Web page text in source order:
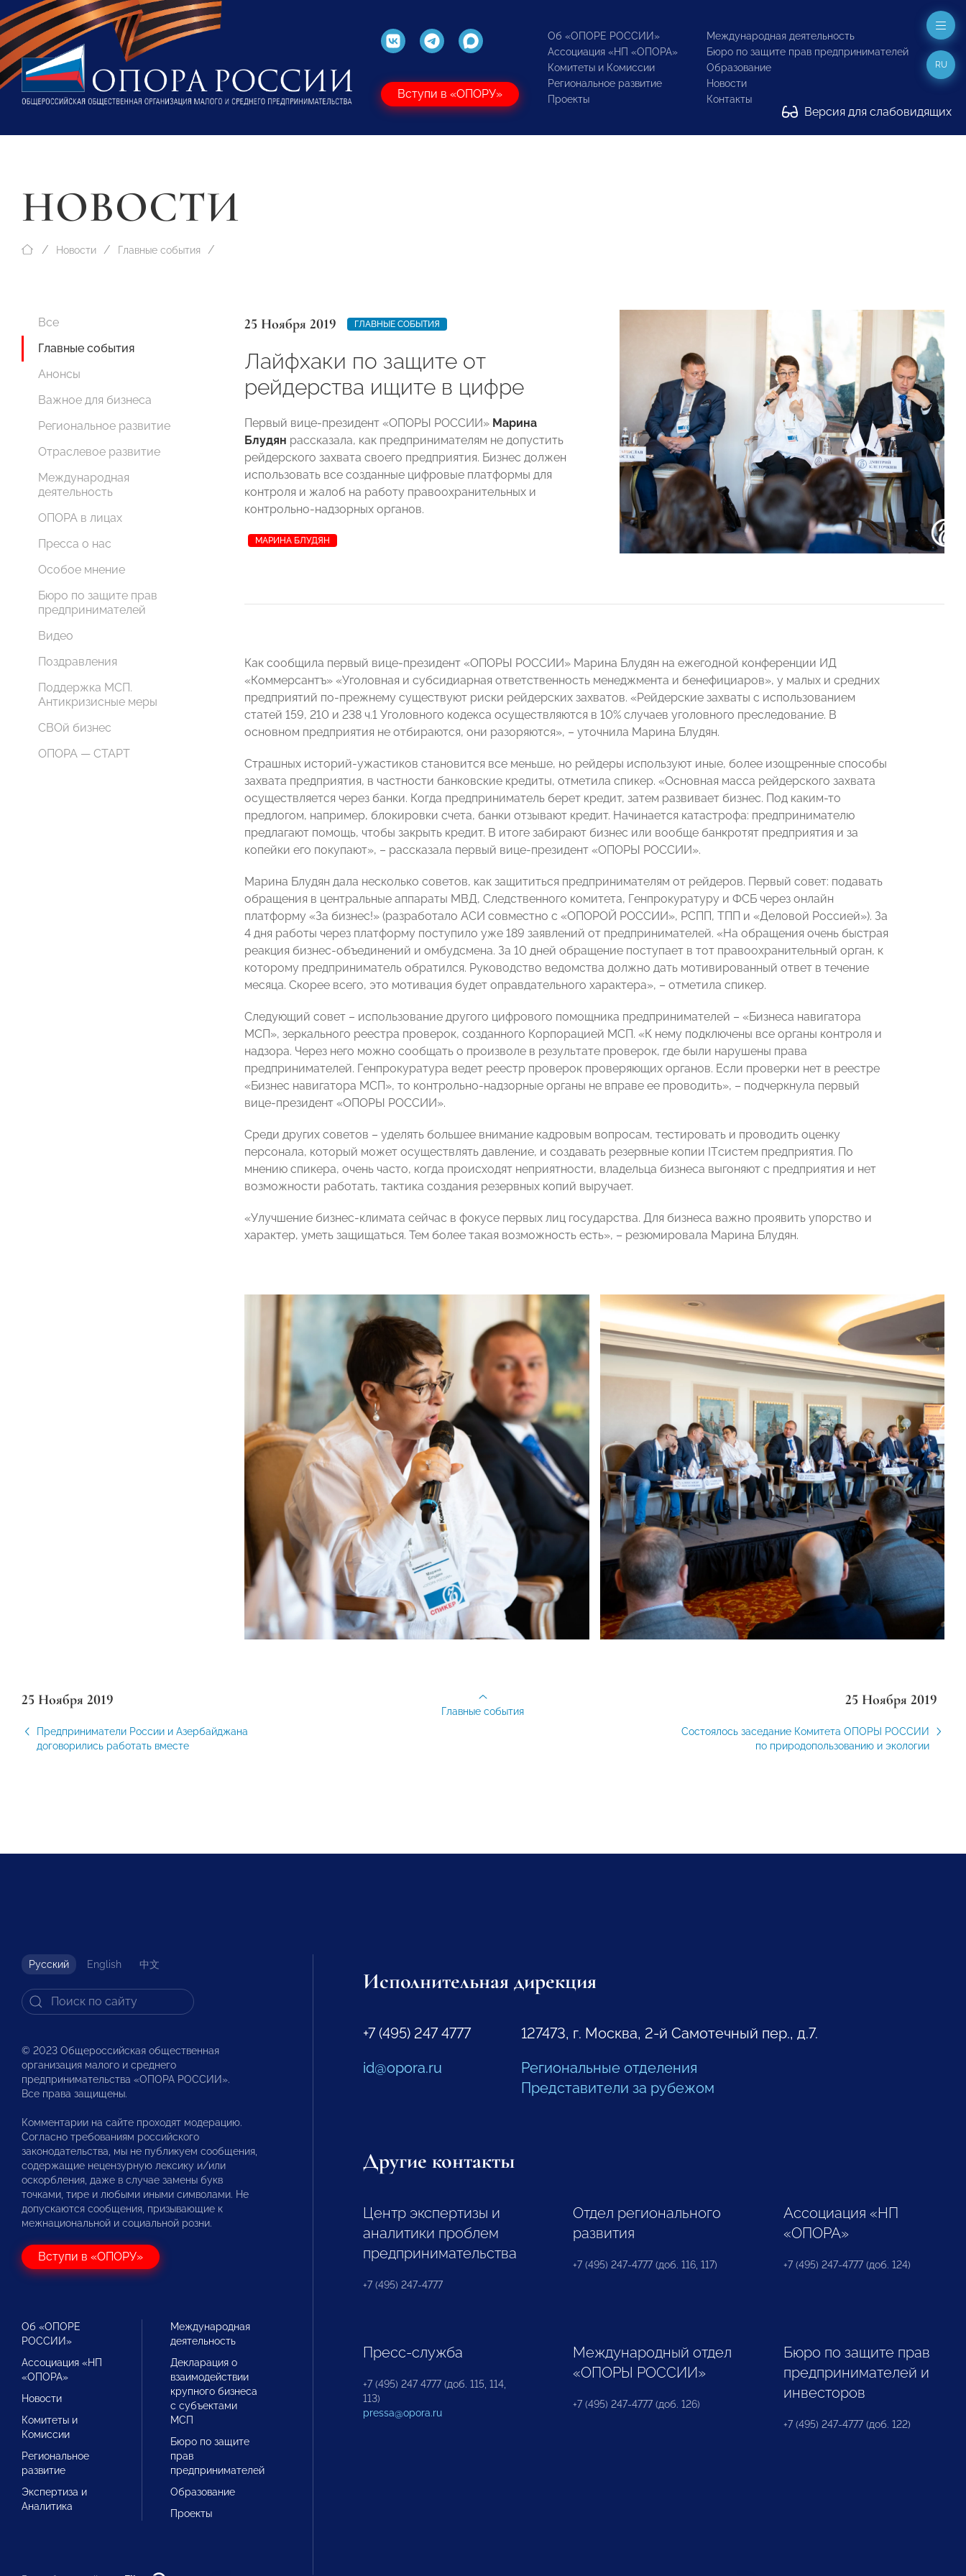
Вступи в «ОПОРУ»
Об «ОПОРЕ РОССИИ»
Ассоциация «НП «ОПОРА»
Комитеты и Комиссии
Региональное развитие
Проекты
Международная деятельность
Бюро по защите прав предпринимателей
Образование
Новости
Контакты
Версия для слабовидящих
RU
НОВОСТИ
Новости Главные события
Все
Главные события
Анонсы
Важное для бизнеса
Региональное развитие
Отраслевое развитие
Международная
деятельность
ОПОРА в лицах
Пресса о нас
Особое мнение
Бюро по защите прав
предпринимателей
Видео
Поздравления
Поддержка МСП.
Антикризисные меры
СВОй бизнес
ОПОРА — СТАРТ
25 Ноября 2019 ГЛАВНЫЕ СОБЫТИЯ
Лайфхаки по защите от
рейдерства ищите в цифре
Первый вице-президент «ОПОРЫ РОССИИ» Марина
Блудян рассказала, как предпринимателям не допустить
рейдерского захвата своего предприятия. Бизнес должен
использовать все созданные цифровые платформы для
контроля и жалоб на работу правоохранительных и
контрольно-надзорных органов.
МАРИНА БЛУДЯН
Как сообщила первый вице-президент «ОПОРЫ РОССИИ» Марина Блудян на ежегодной конференции ИД
«Коммерсантъ» «Уголовная и субсидиарная ответственность менеджмента и бенефициаров», у малых и средних
предприятий по-прежнему существуют риски рейдерских захватов. «Рейдерские захваты с использованием
статей 159, 210 и 238 ч.1 Уголовного кодекса осуществляются в 10% случаев уголовного преследование. В
основном предприятия не отбираются, они разоряются», – уточнила Марина Блудян.
Страшных историй-ужастиков становится все меньше, но рейдеры используют иные, более изощренные способы
захвата предприятия, в частности банковские кредиты, отметила спикер. «Основная масса рейдерского захвата
осуществляется через банки. Когда предприниматель берет кредит, затем развивает бизнес. Под каким-то
предлогом, например, блокировки счета, банки отзывают кредит. Начинается катастрофа: предпринимателю
предлагают помощь, чтобы закрыть кредит. В итоге забирают бизнес или вообще банкротят предприятия и за
копейки его покупают», – рассказала первый вице-президент «ОПОРЫ РОССИИ».
Марина Блудян дала несколько советов, как защититься предпринимателям от рейдеров. Первый совет: подавать
обращения в центральные аппараты МВД, Следственного комитета, Генпрокуратуру и ФСБ через онлайн
платформу «За бизнес!» (разработало АСИ совместно с «ОПОРОЙ РОССИИ», РСПП, ТПП и «Деловой Россией»). За
4 дня работы через платформу поступило уже 189 заявлений от предпринимателей. «На обращения очень быстрая
реакция бизнес-объединений и омбудсмена. За 10 дней обращение поступает в тот правоохранительный орган, к
которому предприниматель обратился. Руководство ведомства должно дать мотивированный ответ в течение
месяца. Скорее всего, это мотивация будет оправдательного характера», – отметила спикер.
Следующий совет – использование другого цифрового помощника предпринимателей – «Бизнеса навигатора
МСП», зеркального реестра проверок, созданного Корпорацией МСП. «К нему подключены все органы контроля и
надзора. Через него можно сообщать о произволе в результате проверок, где были нарушены права
предпринимателей. Генпрокуратура ведет реестр проверок проверяющих органов. Если проверки нет в реестре
«Бизнес навигатора МСП», то контрольно-надзорные органы не вправе ее проводить», – подчеркнула первый
вице-президент «ОПОРЫ РОССИИ».
Среди других советов – уделять большее внимание кадровым вопросам, тестировать и проводить оценку
персонала, который может осуществлять давление, и создавать резервные копии ITсистем предприятия. По
мнению спикера, очень часто, когда происходят неприятности, владельца бизнеса выгоняют с предприятия и нет
возможности работать, тактика создания резервных копий выручает.
«Улучшение бизнес-климата сейчас в фокусе первых лиц государства. Для бизнеса важно проявить упорство и
характер, уметь защищаться. Тем более такая возможность есть», – резюмировала Марина Блудян.
25 Ноября 2019
Предприниматели России и Азербайджана
договорились работать вместе
25 Ноября 2019
Состоялось заседание Комитета ОПОРЫ РОССИИ
по природопользованию и экологии
Главные события
Русский English 中文
© 2023 Общероссийская общественная
организация малого и среднего
предпринимательства «ОПОРА РОССИИ».
Все права защищены.
Комментарии на сайте проходят модерацию.
Согласно требованиям российского
законодательства, мы не публикуем сообщения,
содержащие нецензурную лексику и/или
оскорбления, даже в случае замены букв
точками, тире и любыми иными символами. Не
допускаются сообщения, призывающие к
межнациональной и социальной розни.
Вступи в «ОПОРУ»
Об «ОПОРЕ
РОССИИ»
Ассоциация «НП
«ОПОРА»
Новости
Комитеты и
Комиссии
Региональное
развитие
Экспертиза и
Аналитика
Международная
деятельность
Декларация о
взаимодействии
крупного бизнеса
с субъектами
МСП
Бюро по защите
прав
предпринимателей
Образование
Проекты
Исполнительная дирекция
+7 (495) 247 4777
id@opora.ru
127473, г. Москва, 2-й Самотечный пер., д.7.
Региональные отделения
Представители за рубежом
Другие контакты
Центр экспертизы и
аналитики проблем
предпринимательства
+7 (495) 247-4777
Отдел регионального
развития
+7 (495) 247-4777 (доб. 116, 117)
Ассоциация «НП
«ОПОРА»
+7 (495) 247-4777 (доб. 124)
Пресс-служба
+7 (495) 247 4777 (доб. 115, 114,
113)
pressa@opora.ru
Международный отдел
«ОПОРЫ РОССИИ»
+7 (495) 247-4777 (доб. 126)
Бюро по защите прав
предпринимателей и
инвесторов
+7 (495) 247-4777 (доб. 122)